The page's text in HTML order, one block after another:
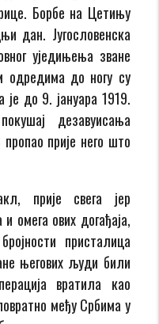
Борбе на Цетињу
дан. Југословенска
уједињења зване
одредима до ногу су
до 9. јануара 1919.
дезавуисања
прије него што
прије свега јер
омега ових догађаја,
присталица
његових људи били
вратила као
међу Србима у